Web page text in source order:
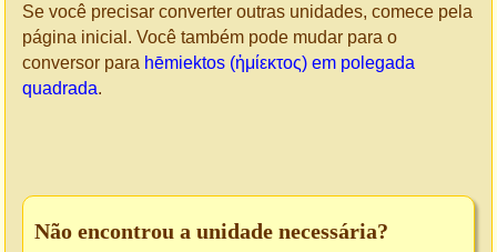
Se você precisar converter outras unidades, comece pela
página inicial. Você também pode mudar para o
conversor para hēmiektos (ἡμίεκτος) em polegada
quadrada.
Não encontrou a unidade necessária?